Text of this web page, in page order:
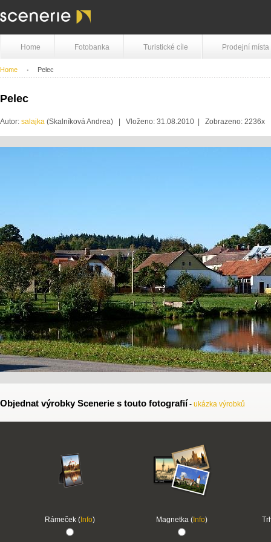
Home Fotobanka Turistické cíle Prodejní místa
Home Pelec
Pelec
Autor: salajka (Skalníková Andrea) | Vloženo: 31.08.2010 | Zobrazeno: 2236x
Objednat výrobky Scenerie s touto fotografií - ukázka výrobků
Rámeček (Info) Magnetka (Info)